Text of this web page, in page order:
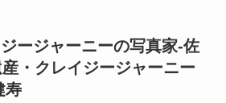
ージャーニーの写真家-佐
・クレイジージャーニー
寿